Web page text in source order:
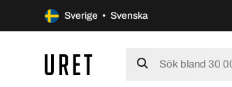
Sverige • Svenska